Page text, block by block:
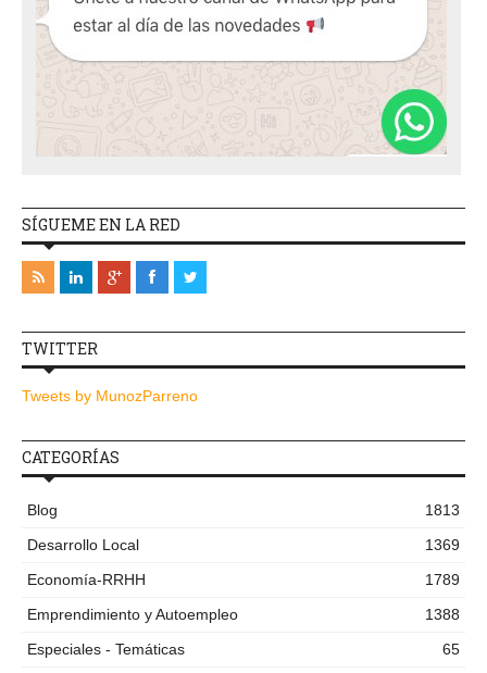
SÍGUEME EN LA RED
TWITTER
Tweets by MunozParreno
CATEGORÍAS
Blog
1813
Desarrollo Local
1369
Economía-RRHH
1789
Emprendimiento y Autoempleo
1388
Especiales - Temáticas
65